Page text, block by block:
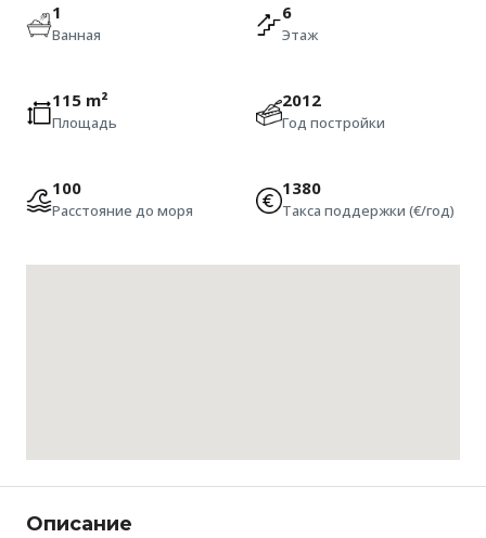
1
Ванная
6
Этаж
115 m²
Площадь
2012
Год постройки
100
Расстояние до моря
1380
Такса поддержки (€/год)
Описание